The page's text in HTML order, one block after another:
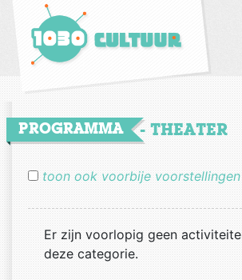
HOME
literatuur
debat
PROGRAMMA - THEATER
toon ook voorbije voorstellingen
Er zijn voorlopig geen
deze categorie.